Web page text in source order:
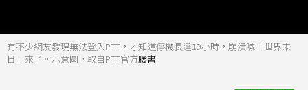
有不少網友發現無法登入PTT，才知道停機長達19小時，崩潰喊「世界末
日」來了。示意圖，取自PTT官方臉書